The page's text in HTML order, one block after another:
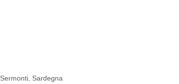
, Sardegna